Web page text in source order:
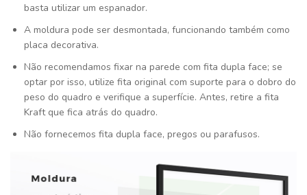
basta utilizar um espanador.
A moldura pode ser desmontada, funcionando também como
placa decorativa.
Não recomendamos fixar na parede com fita dupla face; se
optar por isso, utilize fita original com suporte para o dobro do
peso do quadro e verifique a superfície. Antes, retire a fita
Kraft que fica atrás do quadro.
Não fornecemos fita dupla face, pregos ou parafusos.